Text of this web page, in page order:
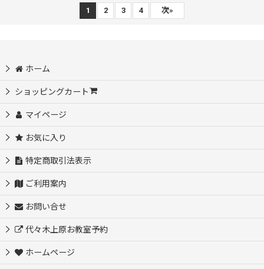
1 2 3 4 次»
ホーム
ショッピングカート
マイページ
お気に入り
特定商取引法表示
ご利用案内
お問い合せ
代々木上原お教室予約
ホームページ